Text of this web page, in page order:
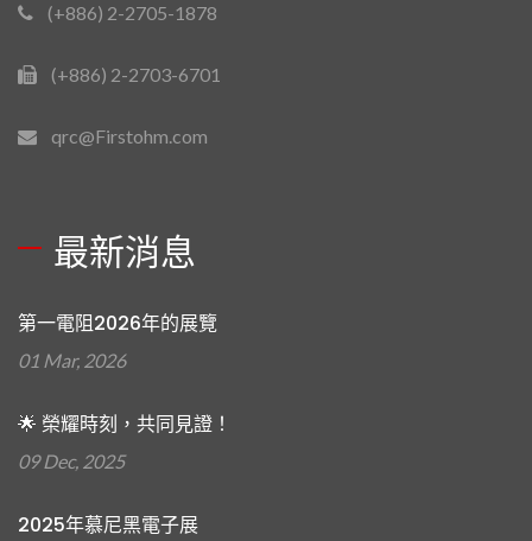
(+886) 2-2705-1878
(+886) 2-2703-6701
qrc@Firstohm.com
最新消息
第一電阻2026年的展覽
01 Mar, 2026
🌟 榮耀時刻，共同見證！
09 Dec, 2025
2025年慕尼黑電子展